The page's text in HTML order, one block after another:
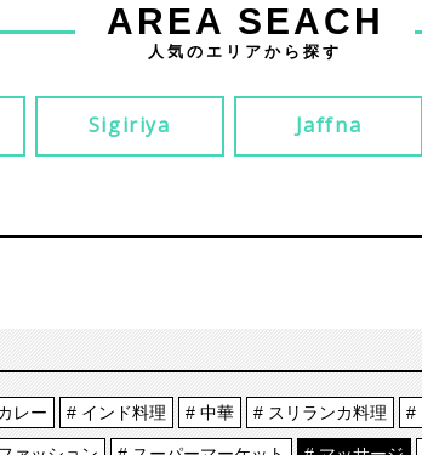
AREA SEACH
人気のエリアから探す
Sigiriya Jaffna
レー インド料理 中華 スリランカ料理